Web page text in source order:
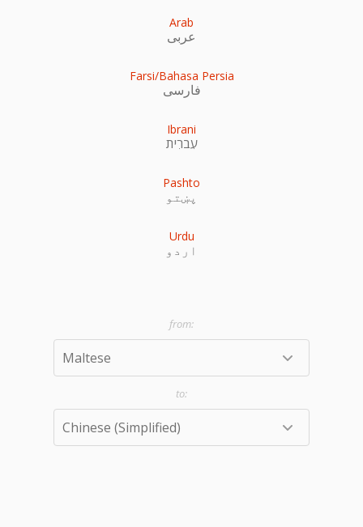
Arab
عربى
Farsi/Bahasa Persia
فارسی
Ibrani
עִברִית
Pashto
پښتو
Urdu
اردو